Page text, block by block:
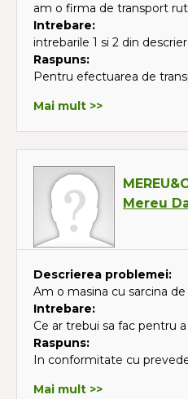
am o firma de transport
Intrebare:
intrebarile 1 si 2 din
Raspuns:
Pentru efectuarea de
Mai mult >>
Mereu
Descrierea problemei:
Am o masina cu sarcina de
Intrebare:
Ce ar trebui sa fac pentru
Raspuns:
In conformitate cu
Mai mult >>